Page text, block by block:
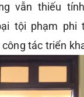
vẫn thiếu
tội phạm phi
tác triển